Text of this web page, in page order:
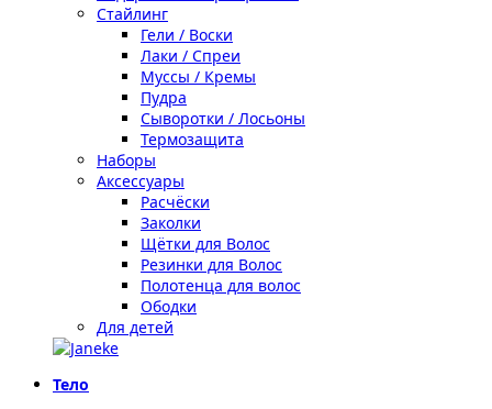
Стайлинг
Гели / Воски
Лаки / Спреи
Муссы / Кремы
Пудра
Сыворотки / Лосьоны
Термозащита
Наборы
Аксессуары
Расчёски
Заколки
Щётки для Волос
Резинки для Волос
Полотенца для волос
Ободки
Для детей
Тело